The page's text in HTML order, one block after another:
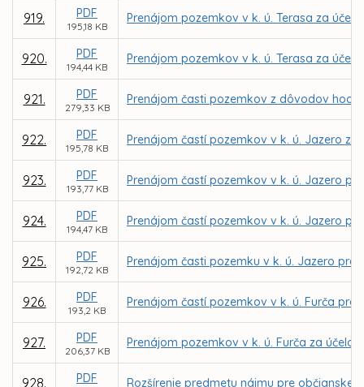
919. PDF
195,18 KB
Prenájom pozemkov v k. ú. Terasa za
920. PDF
194,44 KB
Prenájom pozemkov v k. ú. Terasa za
921. PDF
279,33 KB
Prenájom časti pozemkov z dôvodov hod.
922. PDF
195,78 KB
Prenájom častí pozemkov v k. ú. Jazero
923. PDF
193,77 KB
Prenájom častí pozemkov v k. ú. Jazero
924. PDF
194,47 KB
Prenájom častí pozemkov v k. ú. Jazero
925. PDF
192,72 KB
Prenájom časti pozemku v k. ú. Jazero pre
926. PDF
193,2 KB
Prenájom častí pozemkov v k. ú. Furča pre
927. PDF
206,37 KB
Prenájom pozemkov v k. ú. Furča za
928. PDF Rozšírenie predmetu nájmu pre občianske